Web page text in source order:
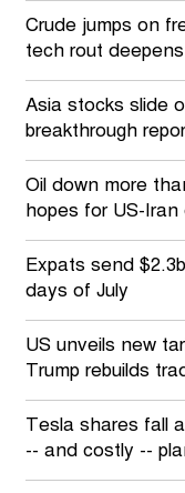
Crude jumps on
tech rout deepens
Asia stocks slide
breakthrough
Oil down more
hopes for US-Iran
Expats send
days of July
US unveils new
Trump rebuilds
Tesla shares fall
-- and costly --